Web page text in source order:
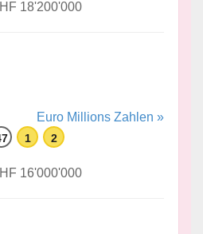
18'200'000
Euro Millions Zahlen »
1 2
16'000'000